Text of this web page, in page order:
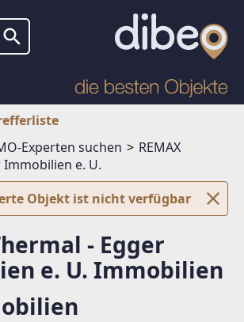
Experten suchen
REMAX
e. U.
Objekt ist nicht verfügbar
- Egger
e. U. Immobilien